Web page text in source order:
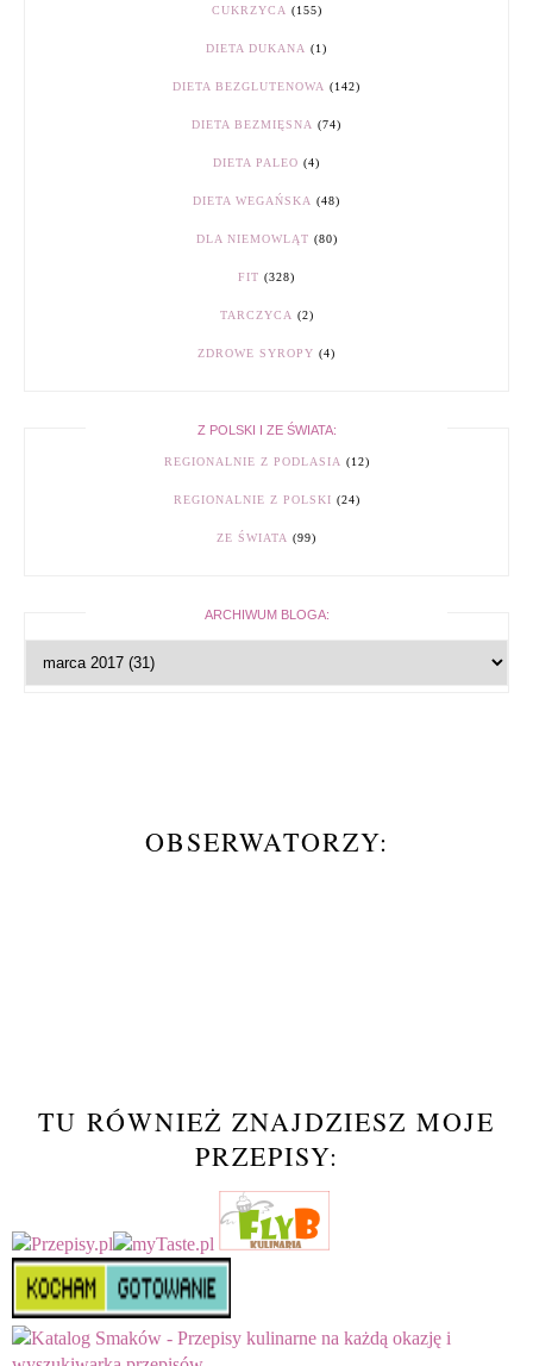
CUKRZYCA (155)
DIETA DUKANA (1)
DIETA BEZGLUTENOWA (142)
DIETA BEZMIĘSNA (74)
DIETA PALEO (4)
DIETA WEGAŃSKA (48)
DLA NIEMOWLĄT (80)
FIT (328)
TARCZYCA (2)
ZDROWE SYROPY (4)
Z POLSKI I ZE ŚWIATA:
REGIONALNIE Z PODLASIA (12)
REGIONALNIE Z POLSKI (24)
ZE ŚWIATA (99)
ARCHIWUM BLOGA:
OBSERWATORZY:
TU RÓWNIEŻ ZNAJDZIESZ MOJE
PRZEPISY: